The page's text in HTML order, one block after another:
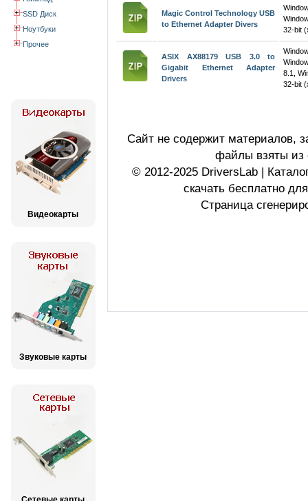
SSD Диск
Ноутбуки
Прочее
Видеокарты
Звуковые карты
Magic Control Technology USB
to Ethernet Adapter Divers
32-bit
ASIX AX88179 USB 3.0 to
Gigabit Ethernet Adapter
Drivers
8.1,
32-bit
Сайт не содержит материалов,
файлы взяты из
© 2012-2025 DriversLab |
скачать бесплатно
Страница